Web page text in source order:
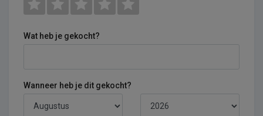
Wat heb je gekocht?
Wanneer heb je dit gekocht?